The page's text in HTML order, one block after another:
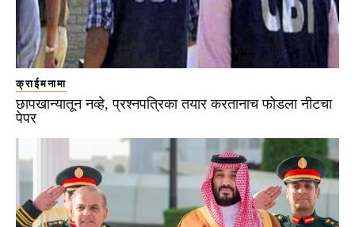
क्राईमनामा
छापखान्यातून नव्हे, प्रश्नपत्रिका तयार करतानाच फोडला नीटचा
पेपर